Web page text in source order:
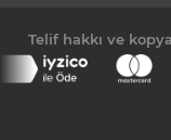
Telif hakkı ve